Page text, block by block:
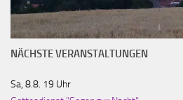
NÄCHSTE VERANSTALTUNGEN
Sa, 8.8. 19 Uhr